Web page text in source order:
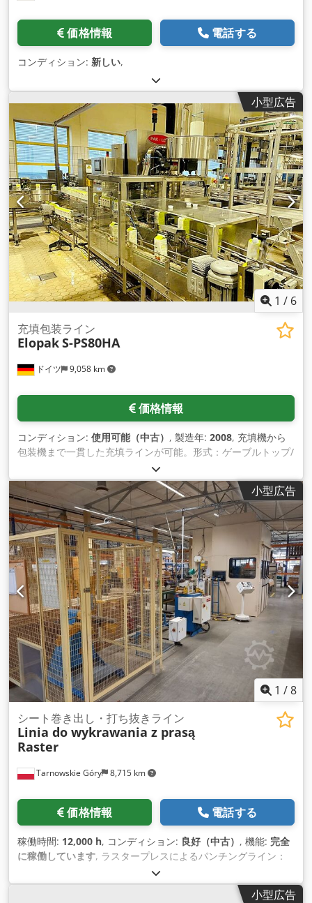
価格情報 電話する
コンディション: 新しい,
小型広告
1 / 6
ドイツ 9,058 km
充填包装ライン
ElopakS-PS80HA
価格情報
コンディション: 使用可能（中古） , 製造年: 2008, 充填機から
包装機まで一貫した充填ラインが可能。形式：ゲーブルトップ/
ピラミッドパック0.50l/0.75l/1l、生産量：約70 00パック/h、
X/Y/Z寸法：約9500mm/3200mm/3500mm、重量：約
13000kg、稼働時間：約32500h。アプ リケーター：3x Elopak
E-PLA-S30、建設年：2009年、空気圧：700kPa、重量：約
1000kg。パッカー：Oystar A+F Traypacker TF、建設年：
2011年。 Dodstul Rajpfx Akceck
小型広告
1 /8
Tarnowskie Góry 8,715 km
シート巻き出し・打ち抜きライン
Linia do wykrawania z prasą
Raster
価格情報 電話する
稼働時間: 12,000 h, コンディション: 良好（中古） , 機能: 完全
に稼働しています, ラスタープレスによるパンチングライン：
1) Dimeco Alipresseタイプ2330DFアンワインダー、SVトラッ
キングおよび速度変更システム付き。 2) Dimeco Alipresse
1645型パワードストレ-ナー、SVトラッキングおよび速度変更
小型広告